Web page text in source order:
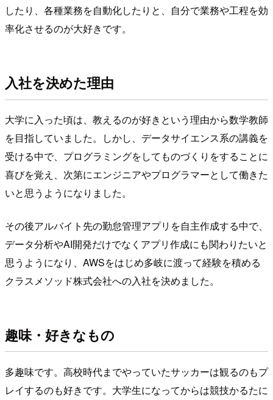
したり、各種業務を自動化したりと、自分で業務や工程を効
率化させるのが大好きです。
入社を決めた理由
大学に入った頃は、教えるのが好きという理由から数学教師
を目指していました。しかし、データサイエンス系の講義を
受ける中で、プログラミングをしてものづくりをすることに
喜びを覚え、次第にエンジニアやプログラマーとして働きた
いと思うようになりました。
その後アルバイト先の勤怠管理アプリを自主作成する中で、
データ分析やAI開発だけでなくアプリ作成にも関わりたいと
思うようになり、AWSをはじめ多岐に渡って経験を積める
クラスメソッド株式会社への入社を決めました。
趣味・好きなもの
多趣味です。高校時代までやっていたサッカーは観るのもプ
レイするのも好きです。大学生になってからは競技かるたに